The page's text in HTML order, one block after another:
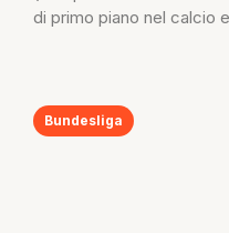
di primo piano nel calcio
Bundesliga